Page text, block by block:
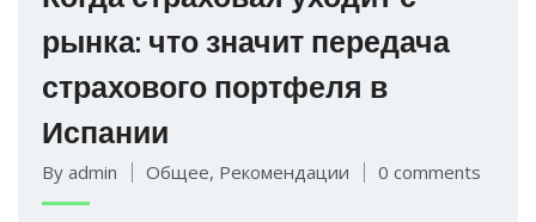
рынка: что значит передача
страхового портфеля в
Испании
By admin Общее, Рекомендации 0 comments